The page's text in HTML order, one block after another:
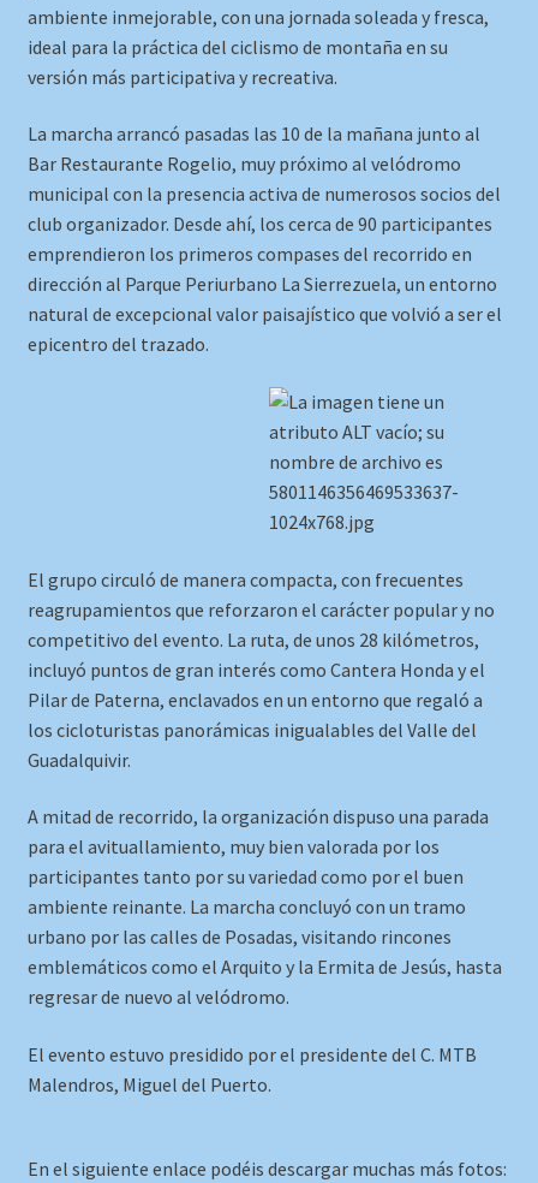
ambiente inmejorable, con una jornada soleada y fresca,
ideal para la práctica del ciclismo de montaña en su
versión más participativa y recreativa.
La marcha arrancó pasadas las 10 de la mañana junto al
Bar Restaurante Rogelio, muy próximo al velódromo
municipal con la presencia activa de numerosos socios del
club organizador. Desde ahí, los cerca de 90 participantes
emprendieron los primeros compases del recorrido en
dirección al Parque Periurbano La Sierrezuela, un entorno
natural de excepcional valor paisajístico que volvió a ser el
epicentro del trazado.
El grupo circuló de manera compacta, con frecuentes
reagrupamientos que reforzaron el carácter popular y no
competitivo del evento. La ruta, de unos 28 kilómetros,
incluyó puntos de gran interés como Cantera Honda y el
Pilar de Paterna, enclavados en un entorno que regaló a
los cicloturistas panorámicas inigualables del Valle del
Guadalquivir.
A mitad de recorrido, la organización dispuso una parada
para el avituallamiento, muy bien valorada por los
participantes tanto por su variedad como por el buen
ambiente reinante. La marcha concluyó con un tramo
urbano por las calles de Posadas, visitando rincones
emblemáticos como el Arquito y la Ermita de Jesús, hasta
regresar de nuevo al velódromo.
El evento estuvo presidido por el presidente del C. MTB
Malendros, Miguel del Puerto.
En el siguiente enlace podéis descargar muchas más fotos: